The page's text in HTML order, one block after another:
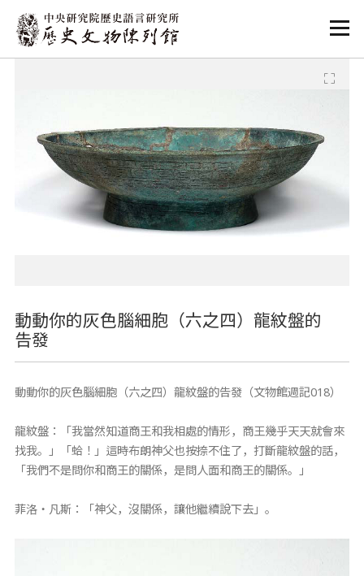
:::
:::
動動你的灰色腦細胞（六之四）龍紋盤的
告發
動動你的灰色腦細胞（六之四）龍紋盤的告發（文物館週記018）
龍紋盤：「我當然知道商王和我相處的情形，商王幾乎天天就會來
找我。」「蛤！」這時布朗神父也按捺不住了，打斷龍紋盤的話，
「我們不是問你和商王的關係，是問人面和商王的關係。」
菲洛‧凡斯：「神父，沒關係，讓他繼續說下去」。